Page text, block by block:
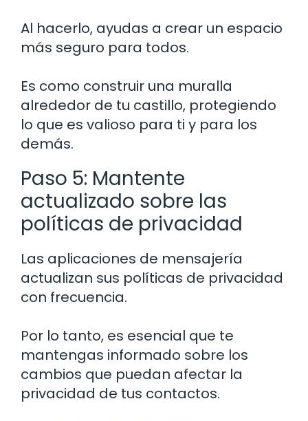
Al hacerlo, ayudas a crear un espacio
más seguro para todos.
Es como construir una muralla
alrededor de tu castillo, protegiendo
lo que es valioso para ti y para los
demás.
Paso 5: Mantente
actualizado sobre las
políticas de privacidad
Las aplicaciones de mensajería
actualizan sus políticas de privacidad
con frecuencia.
Por lo tanto, es esencial que te
mantengas informado sobre los
cambios que puedan afectar la
privacidad de tus contactos.